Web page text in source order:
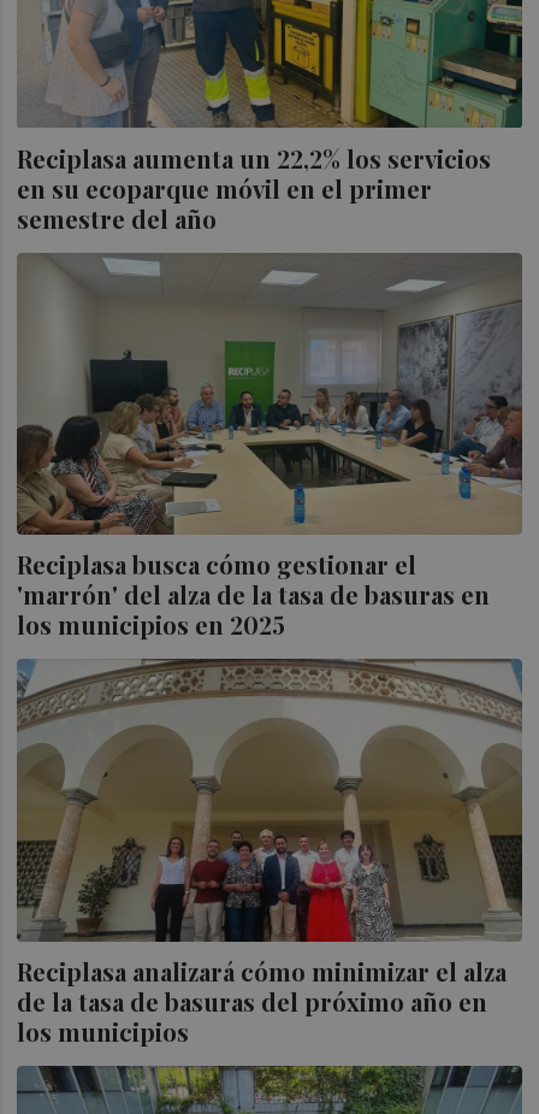
Reciplasa aumenta un 22,2% los servicios
en su ecoparque móvil en el primer
semestre del año
Reciplasa busca cómo gestionar el
'marrón' del alza de la tasa de basuras en
los municipios en 2025
Reciplasa analizará cómo minimizar el alza
de la tasa de basuras del próximo año en
los municipios